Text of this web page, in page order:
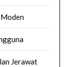
Jerawat